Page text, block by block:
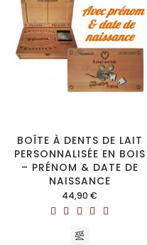
BOÎTE À DENTS DE LAIT
PERSONNALISÉE EN BOIS
– PRÉNOM & DATE DE
NAISSANCE
Prix
44,90 €